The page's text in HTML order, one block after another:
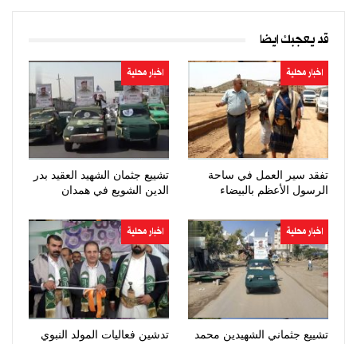
قد يعجبك ايضا
اخبار محلية
تفقد سير العمل في ساحة
الرسول الأعظم بالبيضاء
اخبار محلية
تشييع جثمان الشهيد العقيد بدر
الدين الشويع في همدان
اخبار محلية
تشييع جثماني الشهيدين محمد
اخبار محلية
تدشين فعاليات المولد النبوي